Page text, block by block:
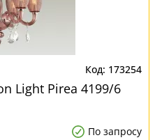
173254
Light Pirea 4199/6
По запросу